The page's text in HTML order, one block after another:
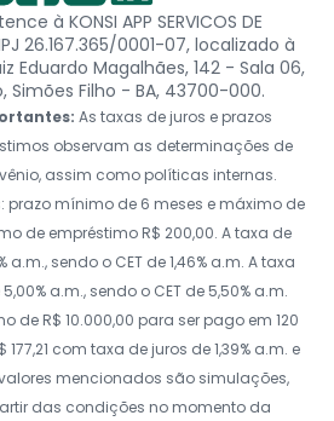
à KONSI APP SERVICOS DE
26.167.365/0001-07, localizado à
Eduardo Magalhães, 142 - Sala 06,
Simões Filho - BA, 43700-000.
As taxas de juros e prazos
observam as determinações de
assim como políticas internas.
mínimo de 6 meses e máximo de
de empréstimo R$ 200,00. A taxa de
a.m., sendo o CET de 1,46% a.m. A taxa
a.m., sendo o CET de 5,50% a.m.
de R$ 10.000,00 para ser pago em 120
com taxa de juros de 1,39% a.m. e
valores mencionados são simulações,
das condições no momento da